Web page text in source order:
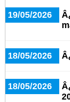
19/05/2026
18/05/2026
18/05/2026